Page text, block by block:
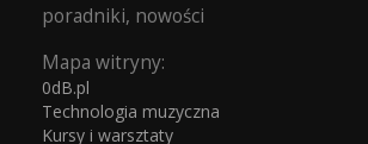
poradniki, nowości
Mapa witryny:
0dB.pl
Technologia muzyczna
Kursy i warsztaty